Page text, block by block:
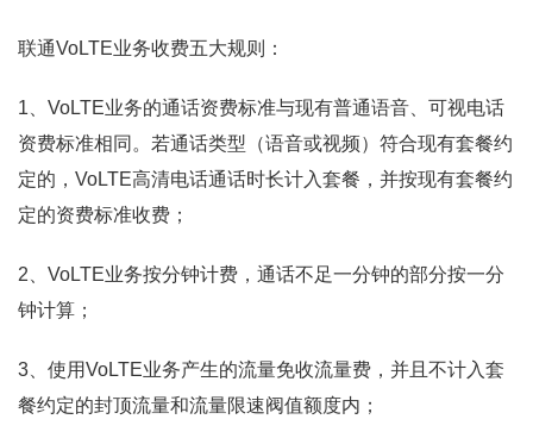
联通VoLTE业务收费五大规则：
1、VoLTE业务的通话资费标准与现有普通语音、可视电话
资费标准相同。若通话类型（语音或视频）符合现有套餐约
定的，VoLTE高清电话通话时长计入套餐，并按现有套餐约
定的资费标准收费；
2、VoLTE业务按分钟计费，通话不足一分钟的部分按一分
钟计算；
3、使用VoLTE业务产生的流量免收流量费，并且不计入套
餐约定的封顶流量和流量限速阀值额度内；